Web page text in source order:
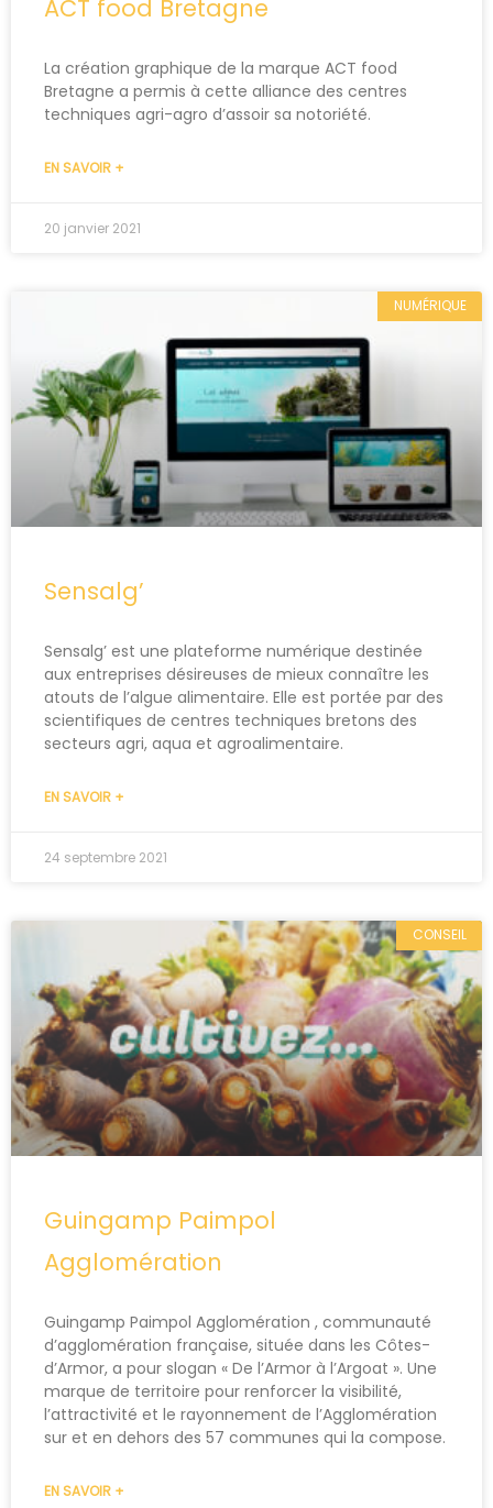
ACT food Bretagne
La création graphique de la marque ACT food
Bretagne a permis à cette alliance des centres
techniques agri-agro d’assoir sa notoriété.
EN SAVOIR +
20 janvier 2021
NUMÉRIQUE
Sensalg’
Sensalg’ est une plateforme numérique destinée
aux entreprises désireuses de mieux connaître les
atouts de l’algue alimentaire. Elle est portée par des
scientifiques de centres techniques bretons des
secteurs agri, aqua et agroalimentaire.
EN SAVOIR +
24 septembre 2021
CONSEIL
Guingamp Paimpol
Agglomération
Guingamp Paimpol Agglomération , communauté
d’agglomération française, située dans les Côtes-
d’Armor, a pour slogan « De l’Armor à l’Argoat ». Une
marque de territoire pour renforcer la visibilité,
l’attractivité et le rayonnement de l’Agglomération
sur et en dehors des 57 communes qui la compose.
EN SAVOIR +